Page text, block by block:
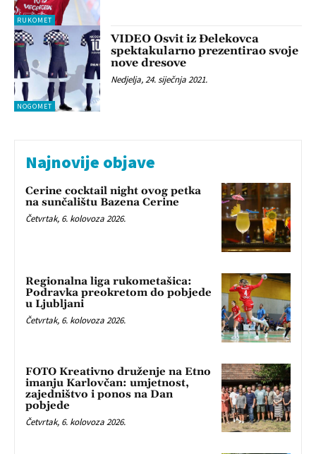
RUKOMET
NOGOMET
VIDEO Osvit iz Đelekovca
spektakularno prezentirao svoje
nove dresove
Nedjelja, 24. siječnja 2021.
Najnovije objave
Cerine cocktail night ovog petka
na sunčalištu Bazena Cerine
Četvrtak, 6. kolovoza 2026.
Regionalna liga rukometašica:
Podravka preokretom do pobjede
u Ljubljani
Četvrtak, 6. kolovoza 2026.
FOTO Kreativno druženje na Etno
imanju Karlovčan: umjetnost,
zajedništvo i ponos na Dan
pobjede
Četvrtak, 6. kolovoza 2026.